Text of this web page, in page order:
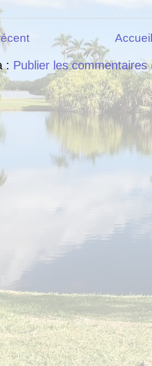
: Publier les commentaires